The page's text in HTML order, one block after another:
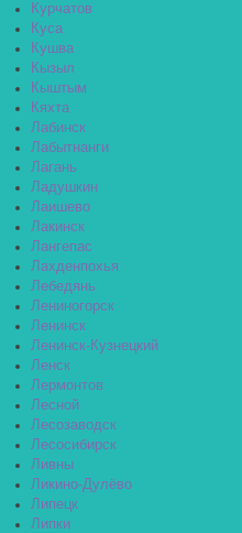
Курчатов
Куса
Кушва
Кызыл
Кыштым
Кяхта
Лабинск
Лабытнанги
Лагань
Ладушкин
Лаишево
Лакинск
Лангепас
Лахденпохья
Лебедянь
Лениногорск
Ленинск
Ленинск-Кузнецкий
Ленск
Лермонтов
Лесной
Лесозаводск
Лесосибирск
Ливны
Ликино-Дулёво
Липецк
Липки